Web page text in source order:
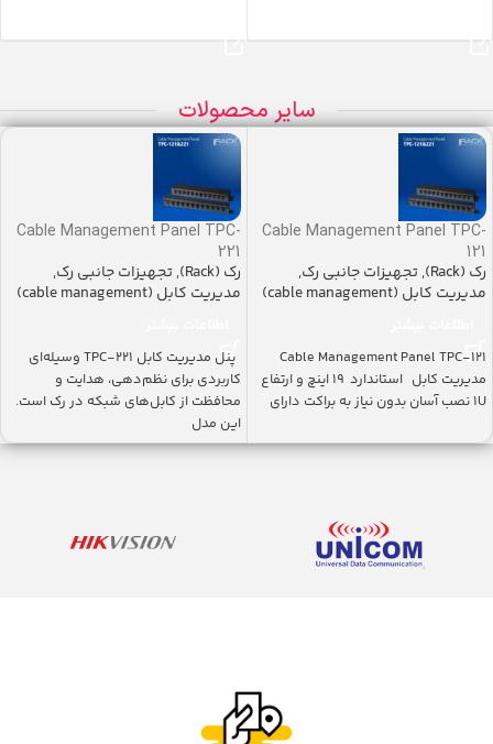
سایر محصولات
Cable Management Panel TPC-
121
رک (Rack) ,تجهیزات جانبی رک,
مدیریت کابل (cable management)
Cable Management Panel TPC-121
مدیریت کابل استاندارد ۱۹ اینچ و ارتفاع
1U نصب آسان بدون نیاز به براکت دارای
Cable Management Panel TPC-
221
رک (Rack) ,تجهیزات جانبی رک,
مدیریت کابل (cable management)
پنل مدیریت کابل TPC-221 وسیله‌ای
کاربردی برای نظم‌دهی، هدایت و
محافظت از کابل‌های شبکه در رک است.
این مدل